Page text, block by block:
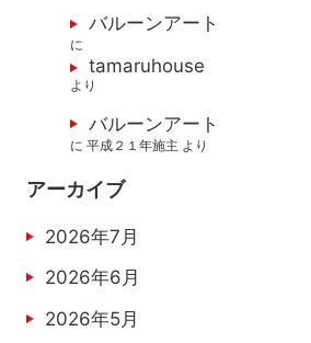
バルーンアート
に
tamaruhouse
より
バルーンアート
に平成２１年施主 より
アーカイブ
2026年7月
2026年6月
2026年5月